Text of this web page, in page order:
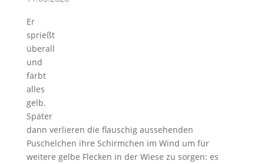
Er
sprießt
überall
und
färbt
alles
gelb.
Später
dann verlieren die flauschig aussehenden
Puschelchen ihre Schirmchen im Wind um für
weitere gelbe Flecken in der Wiese zu sorgen: es